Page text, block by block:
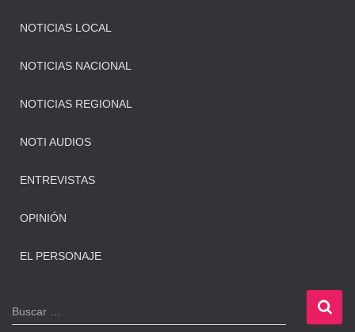
NOTICIAS LOCAL
NOTICIAS NACIONAL
NOTICIAS REGIONAL
NOTI AUDIOS
ENTREVISTAS
OPINIÓN
EL PERSONAJE
B
u
Buscar …